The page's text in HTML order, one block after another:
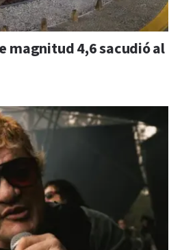
magnitud 4,6 sacudió al